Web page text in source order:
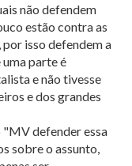
não defendem
estão contra as
isso defendem a
parte é
e não tivesse
e dos grandes
"MV defender essa
sobre o assunto,